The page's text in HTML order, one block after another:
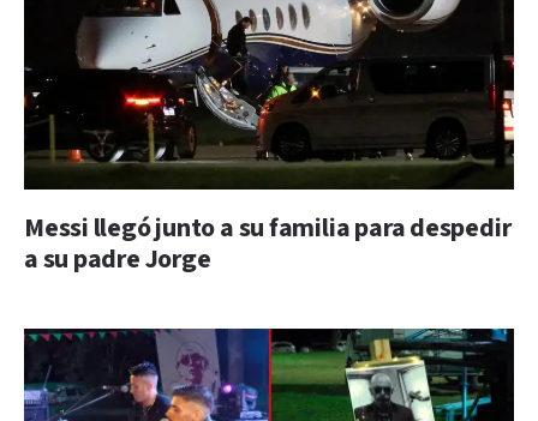
Messi llegó junto a su familia para despedir
a su padre Jorge